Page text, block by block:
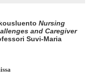
Nursing
and Caregiver
Suvi-Maria